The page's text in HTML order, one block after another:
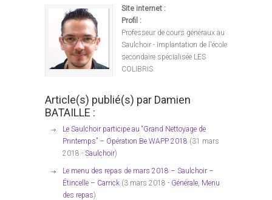
Site internet :
Profil :
Professeur de cours généraux au
Saulchoir - Implantation de l'école
secondaire spécialisée LES
COLIBRIS.
Article(s) publié(s) par Damien
BATAILLE :
Le Saulchoir participe au “Grand Nettoyage de
Printemps” – Opération Be WAPP 2018 (31 mars
2018 - Saulchoir)
Le menu des repas de mars 2018 – Saulchoir –
Étincelle – Carrick (3 mars 2018 - Générale, Menu
des repas)